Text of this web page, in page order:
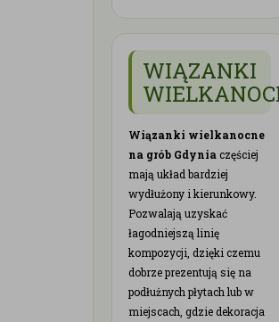
WIĄZANKI
Wiązanki wielkanocne
na grób Gdynia częściej
mają układ bardziej
wydłużony i kierunkowy.
Pozwalają uzyskać
łagodniejszą linię
kompozycji, dzięki czemu
dobrze prezentują się na
podłużnych płytach lub w
miejscach, gdzie dekoracja